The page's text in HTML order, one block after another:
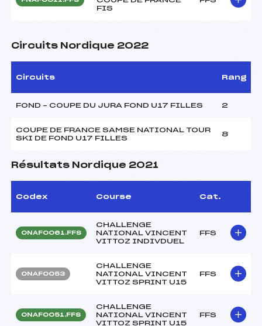
FIS
Circuits Nordique 2022
Circuits Rang
FOND – COUPE DU JURA FOND U17 FILLES 2
COUPE DE FRANCE SAMSE NATIONAL TOUR
SKI DE FOND U17 FILLES
8
Résultats Nordique 2021
Codex Course Cat.
ONAF0061.FFS
CHALLENGE
NATIONAL VINCENT
VITTOZ INDIVDUEL
FFS
ONAF0053
CHALLENGE
NATIONAL VINCENT
VITTOZ SPRINT U15
FFS
ONAF0051.FFS
CHALLENGE
NATIONAL VINCENT
VITTOZ SPRINT U15
FFS